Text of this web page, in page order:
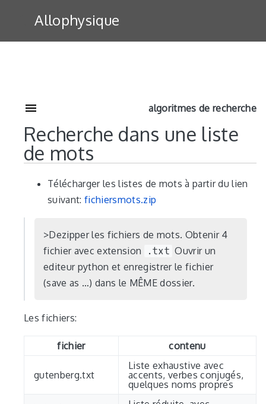
Allophysique
algoritmes de recherche
Recherche dans une liste
de mots
Télécharger les listes de mots à partir du lien
suivant: fichiersmots.zip
Dezipper les fichiers de mots. Obtenir 4
fichier avec extension
.txt Ouvrir un
editeur python et enregistrer le fichier
(save as …) dans le MÊME dossier.
Les fichiers:
fichier contenu
gutenberg.txt
Liste exhaustive avec
accents, verbes conjugés,
quelques noms propres